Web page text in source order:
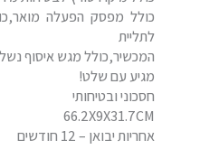
לתליית
המכשיר,כולל מגש איסוף
מגיע עם שלט!
חסכוני ובטיחותי
66.2X9X31.7CM
אחריות יבואן – 12 חודשים